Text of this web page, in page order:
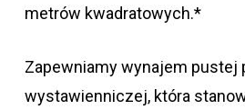
metrów kwadratowych.*
Zapewniamy wynajem pustej
wystawienniczej, która